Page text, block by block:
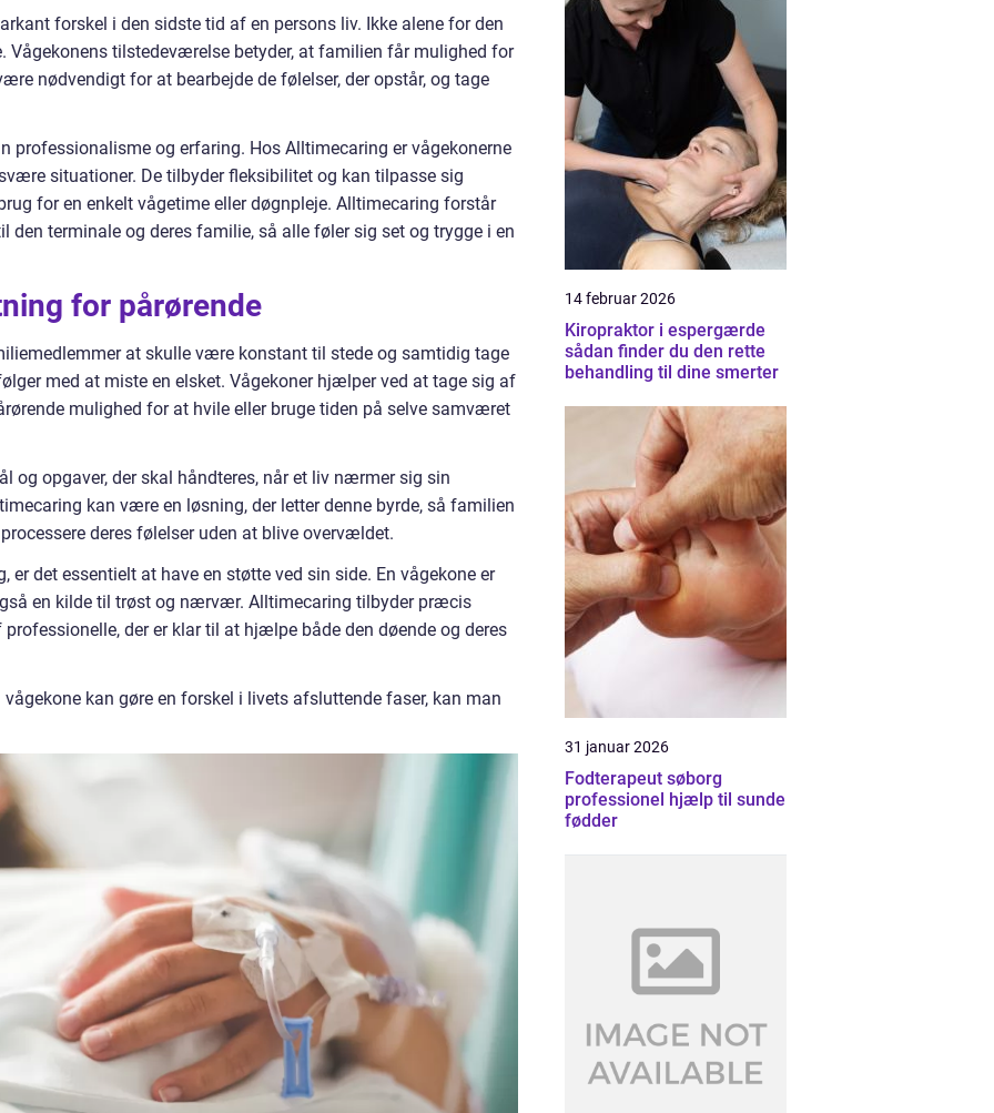
forskel i den sidste tid af en persons liv. Ikke alene for den
Vågekonens tilstedeværelse betyder, at familien får mulighed for
nødvendigt for at bearbejde de følelser, der opstår, og tage
professionalisme og erfaring. Hos Alltimecaring er vågekonerne
situationer. De tilbyder fleksibilitet og kan tilpasse sig
for en enkelt vågetime eller døgnpleje. Alltimecaring forstår
terminale og deres familie, så alle føler sig set og trygge i en
for pårørende
at skulle være konstant til stede og samtidig tage
med at miste en elsket. Vågekoner hjælper ved at tage sig af
mulighed for at hvile eller bruge tiden på selve samværet
og opgaver, der skal håndteres, når et liv nærmer sig sin
kan være en løsning, der letter denne byrde, så familien
deres følelser uden at blive overvældet.
det essentielt at have en støtte ved sin side. En vågekone er
en kilde til trøst og nærvær. Alltimecaring tilbyder præcis
der er klar til at hjælpe både den døende og deres
kan gøre en forskel i livets afsluttende faser, kan man
14 februar 2026
Kiropraktor i espergærde
sådan finder du den rette
behandling til dine smerter
31 januar 2026
Fodterapeut søborg
professionel hjælp til sunde
fødder